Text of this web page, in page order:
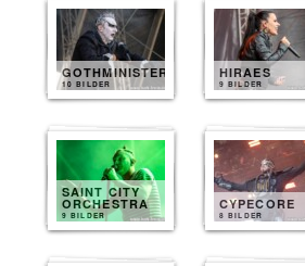
GOTHMINISTER
10 BILDER
HIRAES
9 BILDER
SAINT CITY
ORCHESTRA
9 BILDER
CYPECORE
8 BILDER